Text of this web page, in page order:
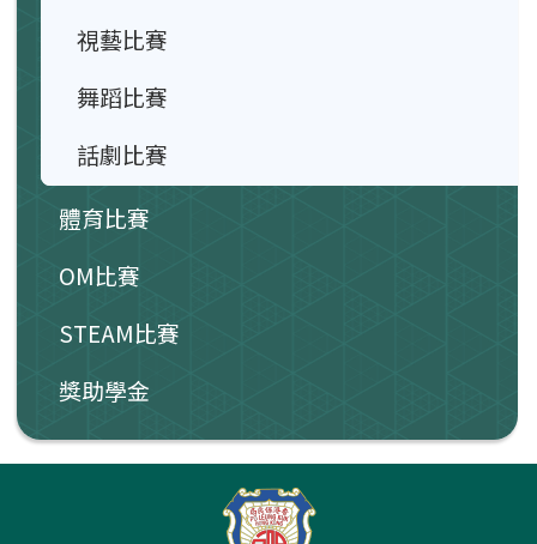
視藝比賽
舞蹈比賽
話劇比賽
體育比賽
OM比賽
STEAM比賽
獎助學金